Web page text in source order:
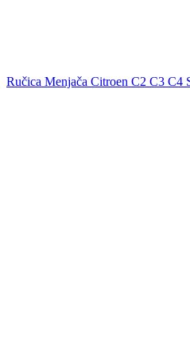
Ručica Menjača Citroen C2 C3 C4